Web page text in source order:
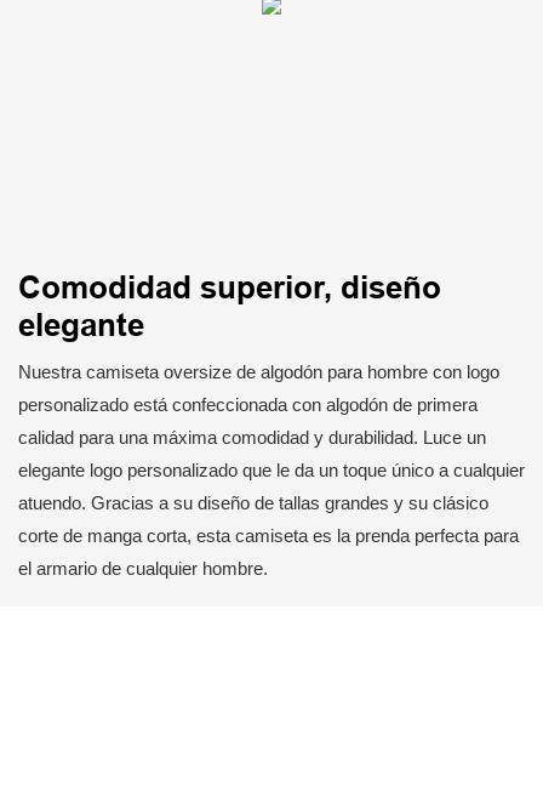
Comodidad superior, diseño
elegante
Nuestra camiseta oversize de algodón para hombre con logo
personalizado está confeccionada con algodón de primera
calidad para una máxima comodidad y durabilidad. Luce un
elegante logo personalizado que le da un toque único a cualquier
atuendo. Gracias a su diseño de tallas grandes y su clásico
corte de manga corta, esta camiseta es la prenda perfecta para
el armario de cualquier hombre.